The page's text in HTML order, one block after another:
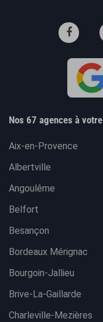
Nos 67 agences à
Aix-en-Provence
Albertville
Angoulême
Belfort
Besançon
Bordeaux Mérignac
Bourgoin-Jallieu
Brive-La-Gaillarde
Charleville-Mezières